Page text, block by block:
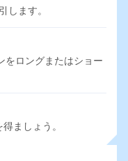
します。
をロングまたはショー
ましょう。